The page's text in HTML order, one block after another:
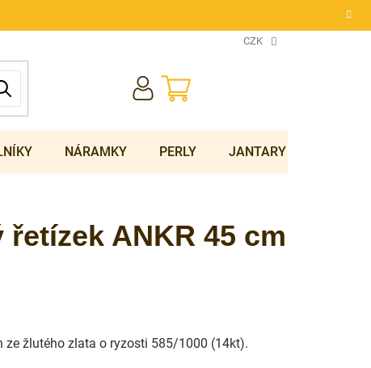
CZK
NÁKUPNÍ
KOŠÍK
NÁRAMKY PERLY JANTARY
ze žlutého zlata o ryzosti 585/1000 (14kt).
ANKR 45 cm